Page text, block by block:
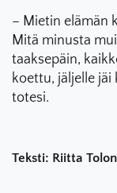
– Mietin elämän
Mitä minusta
taaksepäin,
koettu, jäljelle jäi
totesi.
Teksti: Riitta